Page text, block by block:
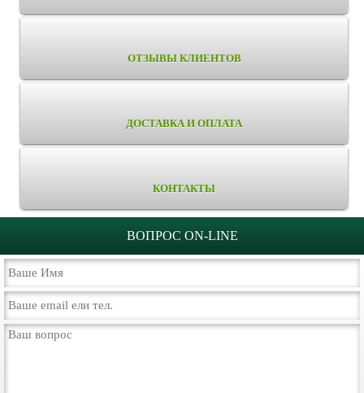
ОТЗЫВЫ КЛИЕНТОВ
ДОСТАВКА И ОПЛАТА
КОНТАКТЫ
ВОПРОС ON-LINE